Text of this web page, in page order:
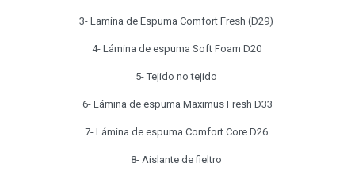
3- Lamina de Espuma Comfort Fresh (D29)
4- Lámina de espuma Soft Foam D20
5- Tejido no tejido
6- Lámina de espuma Maximus Fresh D33
7- Lámina de espuma Comfort Core D26
8- Aislante de fieltro